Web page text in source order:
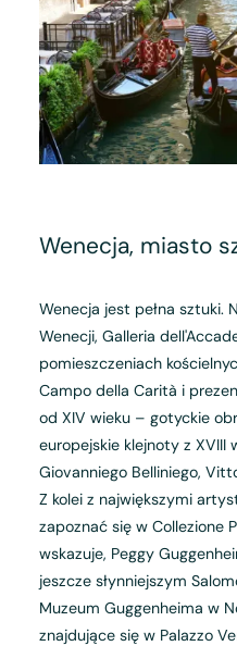
Wenecja, miasto
Wenecja jest pełna sztuki.
Wenecji, Galleria
pomieszczeniach
Campo della Carità i
od XIV wieku – gotyckie
europejskie klejnoty z XVIII
Giovanniego Belliniego,
Z kolei z największymi
zapoznać się w Collezione
wskazuje, Peggy
jeszcze słynniejszym
Muzeum Guggenheima w
znajdujące się w Palazzo